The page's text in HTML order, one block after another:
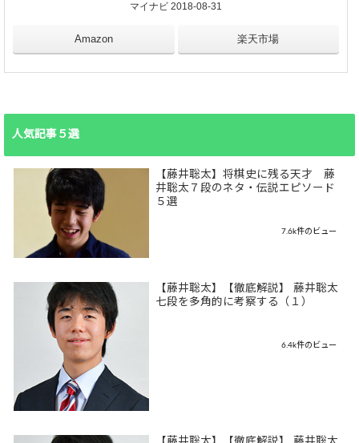
マイナビ 2018-08-31
Amazon 楽天市場
人気記事５選
【藤井聡太】将棋史に残る天才 藤
井聡太７段のネタ・伝説エピソード
５選
7.6k件のビュー
【藤井聡太】【徹底解説】 藤井聡太
七段を多角的に考察する（１）
6.4k件のビュー